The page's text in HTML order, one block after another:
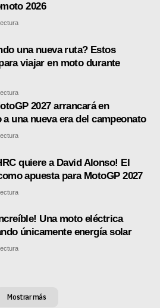
2026
una nueva ruta? Estos
viajar en moto durante
2027 arrancará en
una nueva era del campeonato
quiere a David Alonso! El
apuesta para MotoGP 2027
Una moto eléctrica
únicamente energía solar
Mostrar más